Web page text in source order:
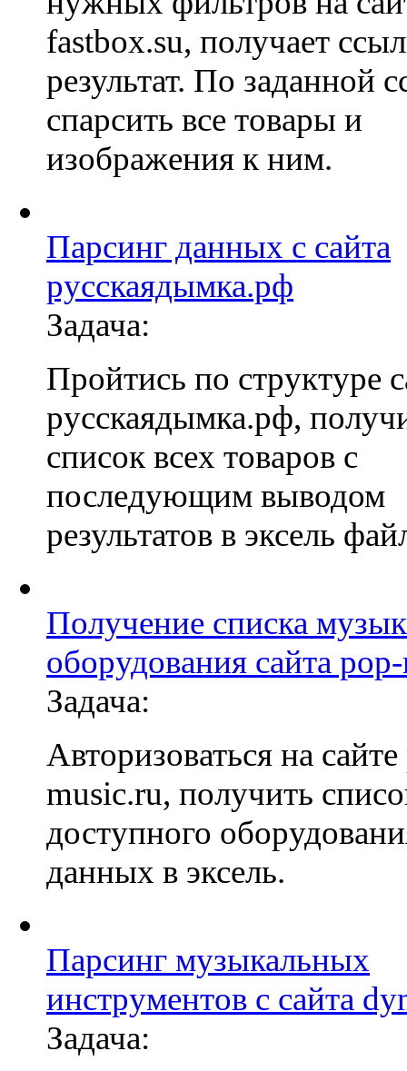
fastbox.su, получает
результат. По заданной
спарсить все товары и
изображения к ним.
Парсинг данных с сайта
русскаядымка.рф
Задача:
Пройтись по структуре
русскаядымка.рф,
список всех товаров с
последующим выводом
результатов в эксель
Получение списка
оборудования сайта
Задача:
Авторизоваться на
music.ru, получить
доступного
данных в эксель.
Парсинг музыкальных
инструментов с сайта
Задача: